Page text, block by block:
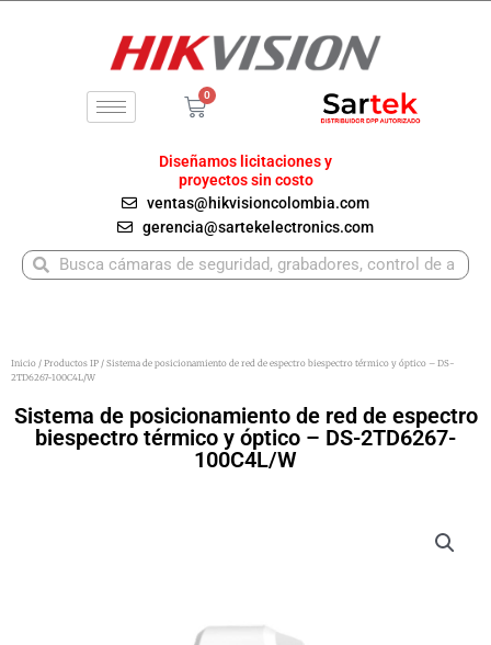
0
Carrito
Diseñamos licitaciones y
proyectos sin costo
ventas@hikvisioncolombia.com
gerencia@sartekelectronics.com
BuscarBuscar
Inicio / Productos IP / Sistema de posicionamiento de red de espectro biespectro térmico y óptico – DS-
2TD6267-100C4L/W
Sistema de posicionamiento de red de espectro
biespectro térmico y óptico – DS-2TD6267-
100C4L/W